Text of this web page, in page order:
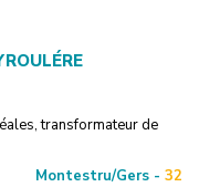
transformateur de
Montestru/Gers - 32